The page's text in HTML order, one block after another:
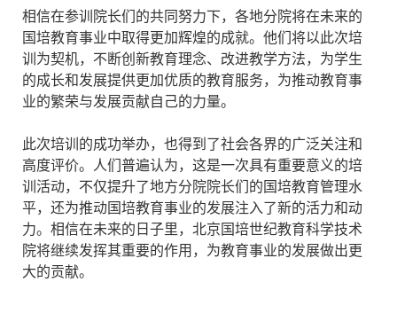
相信在参训院长们的共同努力下，各地分院将在未来的
国培教育事业中取得更加辉煌的成就。他们将以此次培
训为契机，不断创新教育理念、改进教学方法，为学生
的成长和发展提供更加优质的教育服务，为推动教育事
业的繁荣与发展贡献自己的力量。
此次培训的成功举办，也得到了社会各界的广泛关注和
高度评价。人们普遍认为，这是一次具有重要意义的培
训活动，不仅提升了地方分院院长们的国培教育管理水
平，还为推动国培教育事业的发展注入了新的活力和动
力。相信在未来的日子里，北京国培世纪教育科学技术
院将继续发挥其重要的作用，为教育事业的发展做出更
大的贡献。